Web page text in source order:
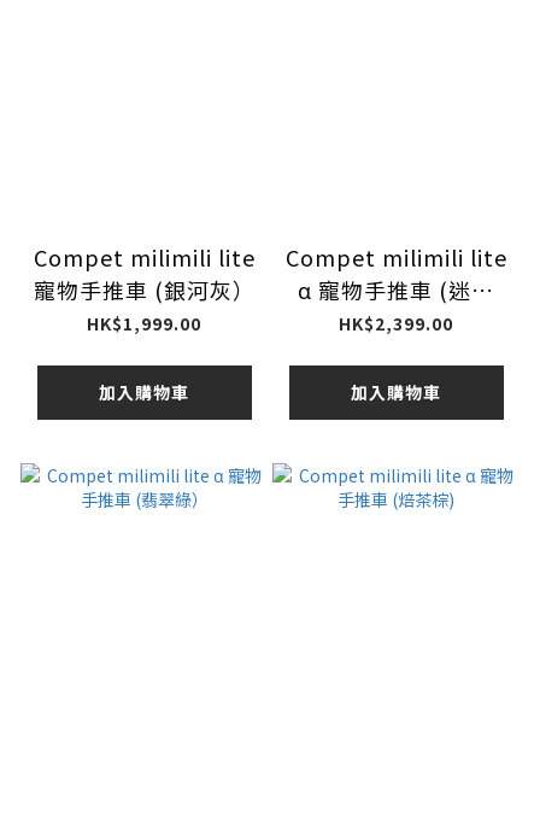
Compet milimili lite
寵物手推車 (銀河灰）
HK$1,999.00
加入購物車
Compet milimili lite
α 寵物手推車 (迷彩
綠）
HK$2,399.00
加入購物車